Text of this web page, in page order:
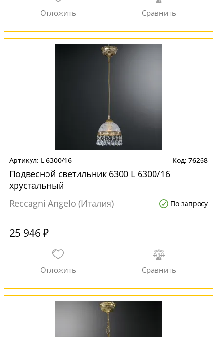
L 6300/16 76268
Подвесной светильник 6300 L 6300/16
хрустальный
Reccagni Angelo (Италия)
По запросу
25 946 ₽